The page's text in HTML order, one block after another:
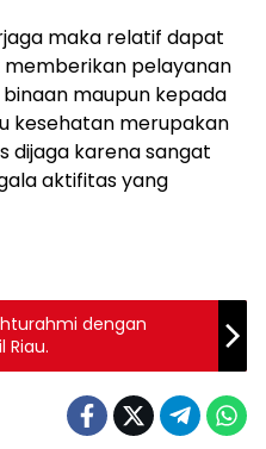
maka relatif dapat
pelayanan
maupun kepada
kesehatan merupakan
dijaga karena sangat
aktifitas yang
dengan
Riau.